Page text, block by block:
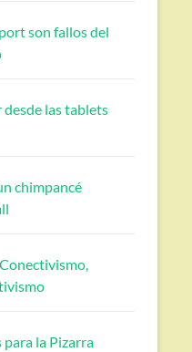
son fallos del
las tablets
chimpancé
la Pizarra